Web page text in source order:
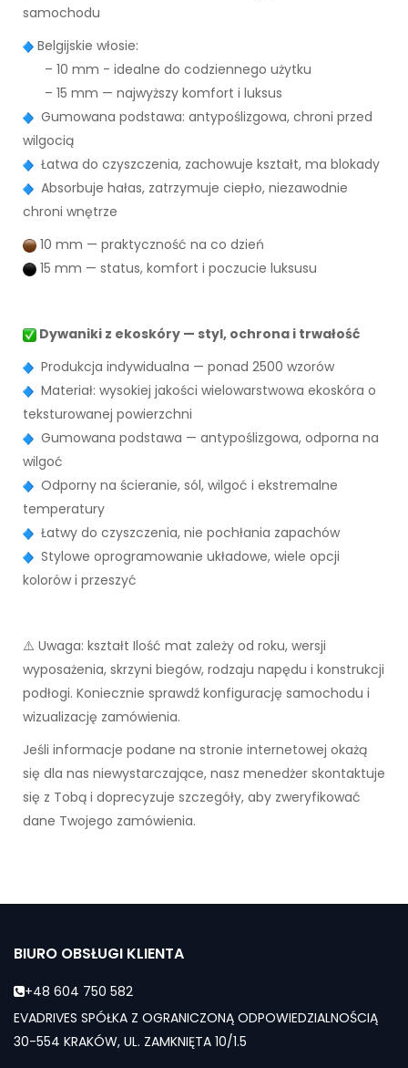
samochodu
Belgijskie włosie:
– 10 mm - idealne do codziennego użytku
– 15 mm — najwyższy komfort i luksus
Gumowana podstawa: antypoślizgowa, chroni przed
wilgocią
Łatwa do czyszczenia, zachowuje kształt, ma blokady
Absorbuje hałas, zatrzymuje ciepło, niezawodnie
chroni wnętrze
10 mm — praktyczność na co dzień
15 mm — status, komfort i poczucie luksusu
Dywaniki z ekoskóry — styl, ochrona i trwałość
Produkcja indywidualna — ponad 2500 wzorów
Materiał: wysokiej jakości wielowarstwowa ekoskóra o
teksturowanej powierzchni
Gumowana podstawa — antypoślizgowa, odporna na
wilgoć
Odporny na ścieranie, sól, wilgoć i ekstremalne
temperatury
Łatwy do czyszczenia, nie pochłania zapachów
Stylowe oprogramowanie układowe, wiele opcji
kolorów i przeszyć
⚠️ Uwaga: kształt Ilość mat zależy od roku, wersji
wyposażenia, skrzyni biegów, rodzaju napędu i konstrukcji
podłogi. Koniecznie sprawdź konfigurację samochodu i
wizualizację zamówienia.
Jeśli informacje podane na stronie internetowej okażą
się dla nas niewystarczające, nasz menedżer skontaktuje
się z Tobą i doprecyzuje szczegóły, aby zweryfikować
dane Twojego zamówienia.
BIURO OBSŁUGI KLIENTA
+48 604 750 582
EVADRIVES SPÓŁKA Z OGRANICZONĄ ODPOWIEDZIALNOŚCIĄ
30-554 KRAKÓW, UL. ZAMKNIĘTA 10/1.5